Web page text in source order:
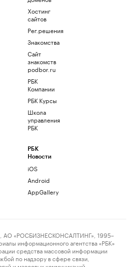
Хостинг
сайтов
Рег.решения
Знакомства
Сайт
знакомств
podbor.ru
РБК
Компании
РБК Курсы
Школа
управления
РБК
РБК
Новости
iOS
Android
AppGallery
«РОСБИЗНЕСКОНСАЛТИНГ», 1995–
информационного агентства «РБК»
средства массовой информации
по надзору в сфере связи,